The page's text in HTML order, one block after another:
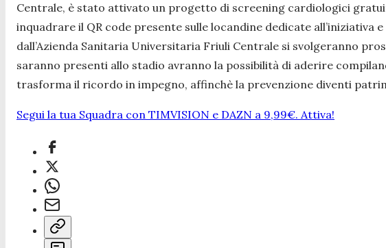
Centrale, è stato attivato un progetto di screening cardiologici
inquadrare il QR code presente sulle locandine dedicate
dall’Azienda Sanitaria Universitaria Friuli Centrale si svolgeranno
saranno presenti allo stadio avranno la possibilità di aderire
trasforma il ricordo in impegno, affinchè la prevenzione diventi
Segui la tua Squadra con TIMVISION e DAZN a 9,99€. Attiva!